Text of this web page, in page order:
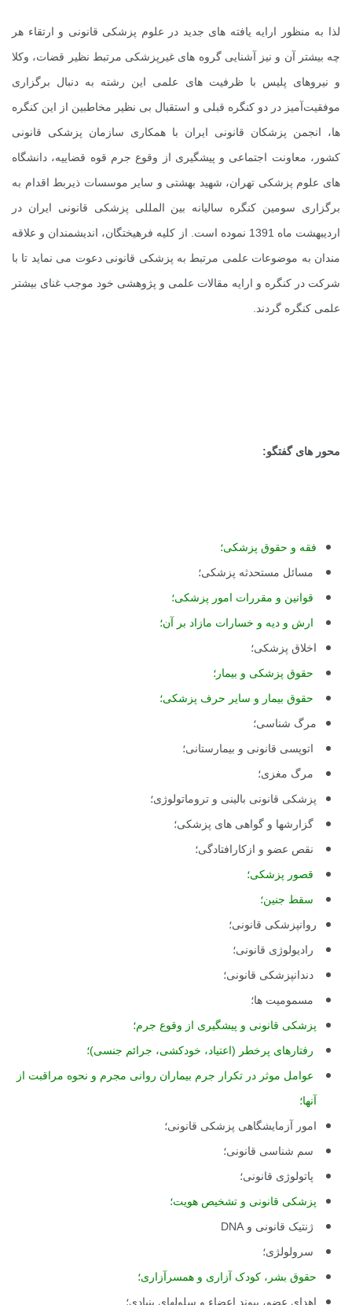
لذا به منظور ارایه یافته های جدید در علوم پزشکی قانونی و ارتقاء هر
چه بیشتر آن و نیز آشنایی گروه های غیرپزشکی مرتبط نظیر قضات، وکلا
و نیروهای پلیس با ظرفیت های علمی این رشته به دنبال برگزاری
موفقیت‌آمیز در دو کنگره قبلی و استقبال بی نظیر مخاطبین از این کنگره
ها، انجمن پزشکان قانونی ایران با همکاری سازمان پزشکی قانونی
کشور، معاونت اجتماعی و پیشگیری از وقوع جرم قوه قضاییه، دانشگاه
های علوم پزشکی تهران، شهید بهشتی و سایر موسسات ذیربط اقدام به
برگزاری سومین کنگره سالیانه بین المللی پزشکی قانونی ایران در
اردیبهشت ماه 1391 نموده است. از کلیه فرهیختگان، اندیشمندان و علاقه
مندان به موضوعات علمی مرتبط به پزشکی قانونی دعوت می نماید تا با
شرکت در کنگره و ارایه مقالات علمی و پژوهشی خود موجب غنای بیشتر
علمی کنگره گردند.
محور های گفتگو:
فقه و حقوق پزشکی؛
مسائل مستحدثه پزشکی؛
قوانین و مقررات امور پزشکی؛
ارش و دیه و خسارات مازاد بر آن؛
اخلاق پزشکی؛
حقوق پزشکی و بیمار؛
حقوق بیمار و سایر حرف پزشکی؛
مرگ شناسی؛
اتوپسی قانونی و بیمارستانی؛
مرگ مغزی؛
پزشکی قانونی بالینی و تروماتولوژی؛
گزارشها و گواهی های پزشکی؛
نقص عضو و ازکارافتادگی؛
قصور پزشکی؛
سقط جنین؛
روانپزشکی قانونی؛
رادیولوژی قانونی؛
دندانپزشکی قانونی؛
مسمومیت ها؛
پزشکی قانونی و پیشگیری از وقوع جرم؛
رفتارهای پرخطر (اعتیاد، خودکشی، جرائم جنسی)؛
عوامل موثر در تکرار جرم بیماران روانی مجرم و نحوه مراقبت از
آنها؛
امور آزمایشگاهی پزشکی قانونی؛
سم شناسی قانونی؛
پاتولوژی قانونی؛
پزشکی قانونی و تشخیص هویت؛
ژنتیک قانونی و DNA
سرولولژی؛
حقوق بشر، کودک آزاری و همسرآزاری؛
اهدای عضو، پیوند اعضاء و سلولهای بنیادی؛